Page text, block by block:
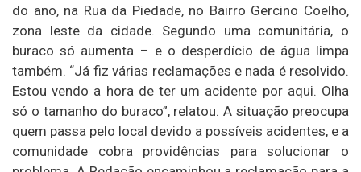
do ano, na Rua da Piedade, no Bairro Gercino Coelho,
zona leste da cidade. Segundo uma comunitária, o
buraco só aumenta – e o desperdício de água limpa
também. “Já fiz várias reclamações e nada é resolvido.
Estou vendo a hora de ter um acidente por aqui. Olha
só o tamanho do buraco”, relatou. A situação preocupa
quem passa pelo local devido a possíveis acidentes, e a
comunidade cobra providências para solucionar o